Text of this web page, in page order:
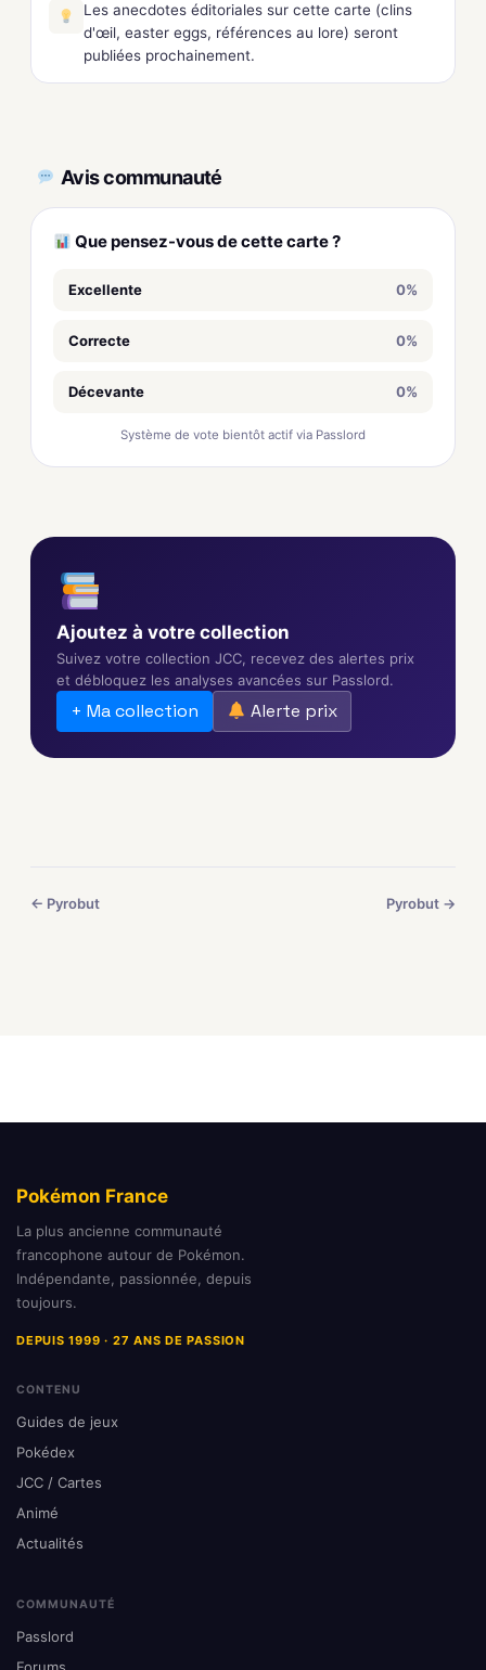
Les anecdotes éditoriales sur cette carte (clins
d'œil, easter eggs, références au lore) seront
publiées prochainement.
Avis communauté
Que pensez-vous de cette carte ?
Excellente 0%
Correcte 0%
Décevante 0%
Système de vote bientôt actif via Passlord
Ajoutez à votre collection
Suivez votre collection JCC, recevez des alertes prix
et débloquez les analyses avancées sur Passlord.
+ Ma collection Alerte prix
← Pyrobut Pyrobut →
Pokémon France
La plus ancienne communauté
francophone autour de Pokémon.
Indépendante, passionnée, depuis
toujours.
DEPUIS 1999 · 27 ANS DE PASSION
CONTENU
Guides de jeux
Pokédex
JCC / Cartes
Animé
Actualités
COMMUNAUTÉ
Passlord